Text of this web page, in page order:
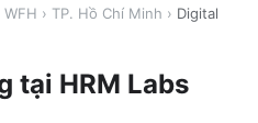
› TP. Hồ Chí Minh › Digital
tại HRM Labs